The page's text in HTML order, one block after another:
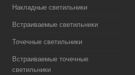
Накладные светильники
Встраиваемые светильники
Точечные светильники
Встраиваемые точечные
светильники